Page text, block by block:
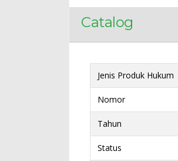
Catalog
Jenis Produk Hukum
Nomor
Tahun
Status